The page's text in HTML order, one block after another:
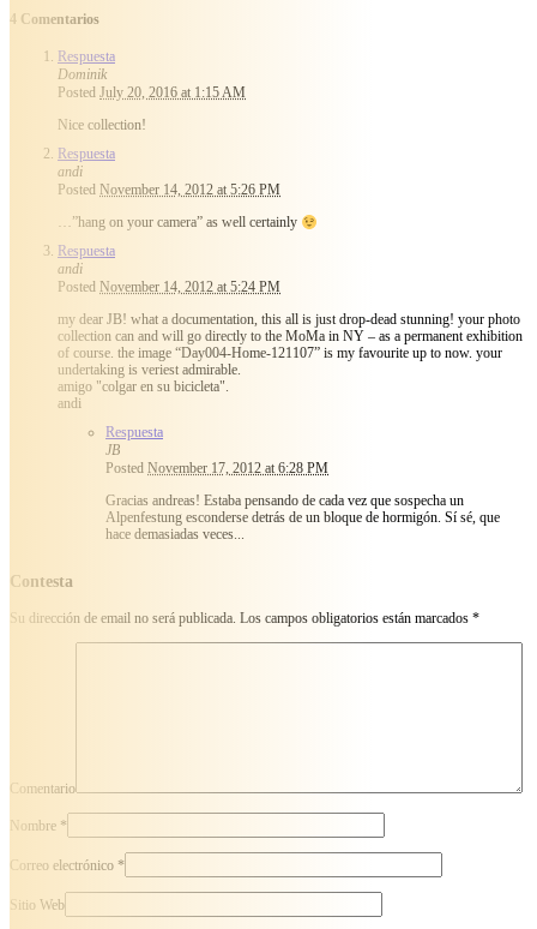
4 Comentarios
Respuesta
Dominik
Posted July 20, 2016 at 1:15 AM
Nice collection!
Respuesta
andi
Posted November 14, 2012 at 5:26 PM
…”hang on your camera” as well certainly
Respuesta
andi
Posted November 14, 2012 at 5:24 PM
my dear JB! what a documentation, this all is just drop-dead stunning! your photo
collection can and will go directly to the MoMa in NY – as a permanent exhibition
of course. the image “Day004-Home-121107” is my favourite up to now. your
undertaking is veriest admirable.
amigo "colgar en su bicicleta".
andi
Respuesta
JB
Posted November 17, 2012 at 6:28 PM
Gracias andreas! Estaba pensando de cada vez que sospecha un
Alpenfestung esconderse detrás de un bloque de hormigón. Sí sé, que
hace demasiadas veces...
Contesta
Su dirección de email no será publicada. Los campos obligatorios están marcados *
Comentario
Nombre *
Correo electrónico *
Sitio Web